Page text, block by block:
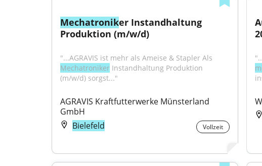
Mechatroniker Instandhaltung
Produktion (m/w/d)
Mechatroniker Instandhaltung Produktion
(m/w/d) sorgst..."
AGRAVIS Kraftfutterwerke Münsterland
GmbH
Bielefeld
Vollzeit